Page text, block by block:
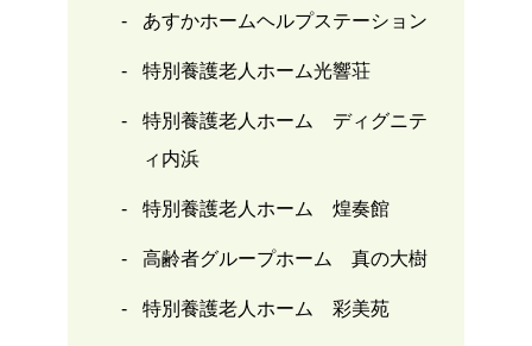
あすかホームヘルプステーション
特別養護老人ホーム光響荘
特別養護老人ホーム ディグニテ
ィ内浜
特別養護老人ホーム 煌奏館
高齢者グループホーム 真の大樹
特別養護老人ホーム 彩美苑